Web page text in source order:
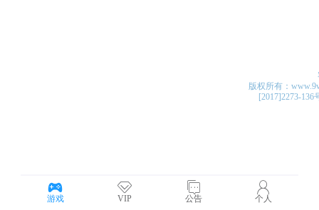
游戏 VIP 公告 个人
版权所有：
[2017]2273-136